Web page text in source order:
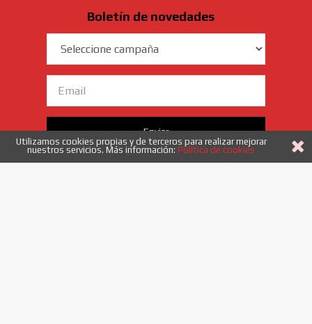
Boletín de novedades
Enviar
Aceptolos términos y condiciones
Utilizamos cookies propias y de terceros para realizar mejorar
nuestros servicios. Más información:Política de cookies